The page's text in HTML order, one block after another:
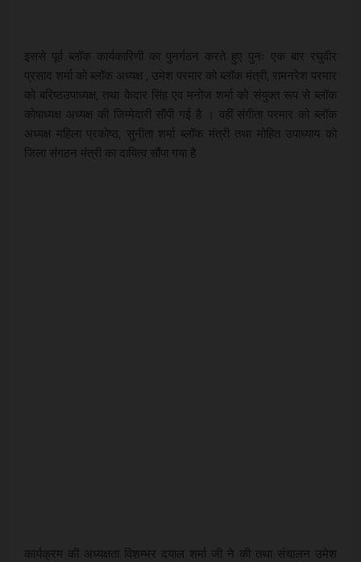
इससे पूर्व ब्लॉक कार्यकारिणी का पुनर्गठन करते हुए पुनः एक बार रघुवीर
प्रसाद शर्मा को ब्लॉक अध्यक्ष , उमेश परमार को ब्लॉक मंत्री, रामनरेश परमार
को बरिष्ठउपाध्यक्ष, तथा केदार सिंह एव मनोज शर्मा को संयुक्त रूप से ब्लॉक
कोषाध्यक्ष अध्यक्ष की जिम्मेदारी सौंपी गई है । वहीं संगीता परमार को ब्लॉक
अध्यक्ष महिला प्रकोष्ठ, सुनीता शर्मा ब्लॉक मंत्री तथा मोहित उपाध्याय को
जिला संगठन मंत्री का दायित्व सौंपा गया है
कार्यक्रम की अध्यक्षता विशम्भर दयाल शर्मा जी ने की तथा संचालन उमेश